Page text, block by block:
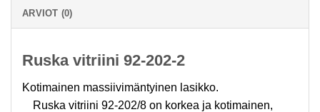
ARVIOT (0)
Ruska vitriini 92-202-2
Kotimainen massiivimäntyinen lasikko.
Ruska vitriini 92-202/8 on korkea ja kotimainen,